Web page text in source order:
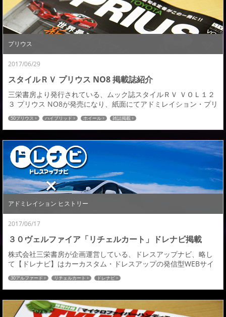
プリウス
2017/06/29
スタイルＲＶ プリウス NO8 掲載誌紹介
三栄書房より発行されている、ムック誌スタイルＲＶ ＶＯＬ１２
３ プリウス NO8が発売になり、紙面にてアドミレイション・プリ
ウスを掲載していただきましたので紹介させていただきます。５
０プリウスの詳細はこちら≫≫50プリウスにベストマッチなライ
エンＭ０７も紹介していただいております。プリウスの最新情報
満載スタイルＲＶ プリウス NO8、皆様是非ご購読宜しくお願いい
たします。 パブリシティ紹介ページへ...
50プリウス ハイブリッド ホイール 雑誌掲載
アドミレイション ヒストリー
2017/06/17
３０ヴェルファイア「リチェルカート」ドレナビ掲載
株式会社三栄書房が企画運営している、ドレスアップナビ、略し
て【ドレナビ】はカーカスタム・ドレスアップの発信型WEBサイ
ト。ドレナビにて３０３０ヴェルファイア「リチェルカート」エ
アロカスタムの記事が掲載されましたのでご紹介させていただき
ます。 アドミレイション・リチェルカートから30ヴェルファイア
標準グレード用エアロが堂々デビュー!! →続きはこちら←ドレナ
ビ：アドミレイションの記事一覧はこちら≫
30アルファード リチェルカート ドレナビ